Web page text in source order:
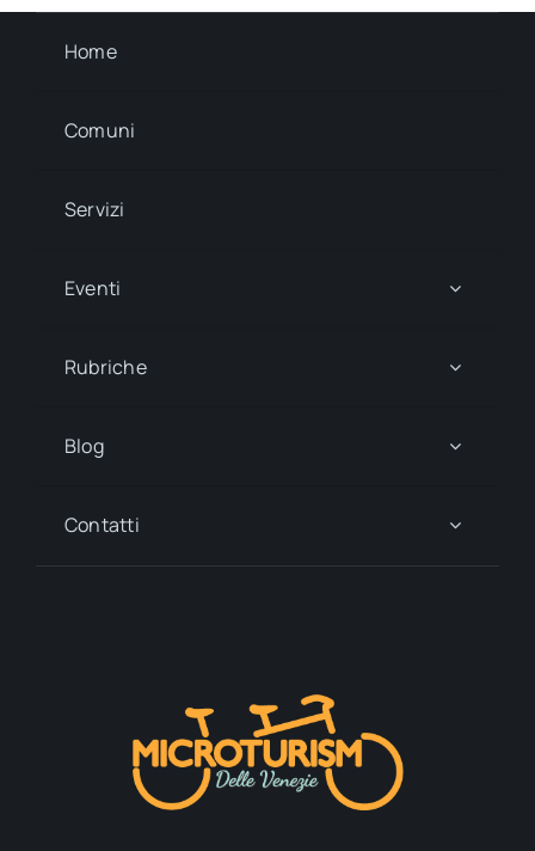
Home
Comuni
Servizi
Eventi
Rubriche
Blog
Contatti